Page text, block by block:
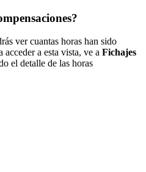
ás ver cuantas horas han sido
acceder a esta vista, ve a Fichajes
el detalle de las horas